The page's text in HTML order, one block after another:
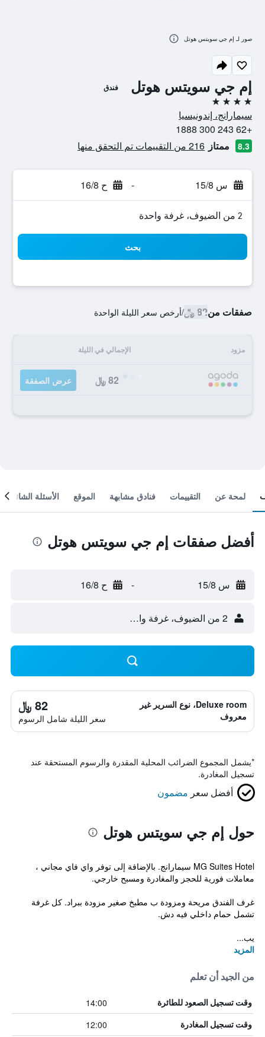
إم جي سويتس هوتل فندق
4 نجوم
سيمارانج، إندونيسيا
+62 243 300 1888
8.3 ممتاز 216 من التقييمات تم التحقق منها
س 15/8 - ح 16/8
2 من الضيوف، غرفة واحدة
بحث
صفقات من82 ﷼ /أرخص سعر الليلة الواحدة
مزود الإجمالي في الليلة
82 ﷼ عرض الصفقة
صور لـ إم جي سويتس هوتل
لمحة عن التقييمات فنادق مشابهة الموقع الأسئلة الشائعة
أفضل صفقات إم جي سويتس هوتل
س 15/8 - ح 16/8
2 من الضيوف، غرفة واحدة
Deluxe room، نوع السرير غير
معروف
82 ﷼
سعر الليلة شامل الرسوم
*يشمل المجموع الضرائب المحلية المقدرة والرسوم المستحقة عند
تسجيل المغادرة.
أفضل سعر مضمون
حول إم جي سويتس هوتل
MG Suites Hotel سيمارانج. بالإضافة إلى توفر واي فاي مجاني ،
معاملات فورية للحجز والمغادرة ومسبح خارجي.
غرف الفندق مريحة ومزودة ب مطبخ صغير مزودة ببراد. كل غرفة
تشمل حمام داخلي فيه دش.
يب...
المزيد
من الجيد أن تعلم
وقت تسجيل الصعود للطائرة 14:00
وقت تسجيل المغادرة 12:00